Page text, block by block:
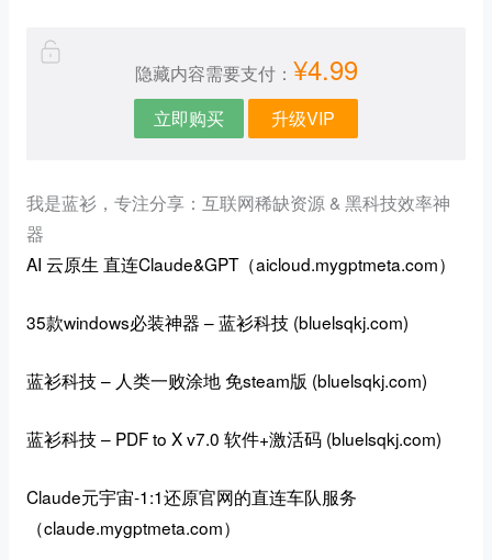
隐藏内容需要支付： ¥4.99
立即购买 升级VIP
我是蓝衫，专注分享：互联网稀缺资源 & 黑科技效率神
器
AI 云原生 直连Claude&GPT（aicloud.mygptmeta.com）
35款windows必装神器 – 蓝衫科技 (bluelsqkj.com)
蓝衫科技 – 人类一败涂地 免steam版 (bluelsqkj.com)
蓝衫科技 – PDF to X v7.0 软件+激活码 (bluelsqkj.com)
Claude元宇宙-1:1还原官网的直连车队服务
（claude.mygptmeta.com）